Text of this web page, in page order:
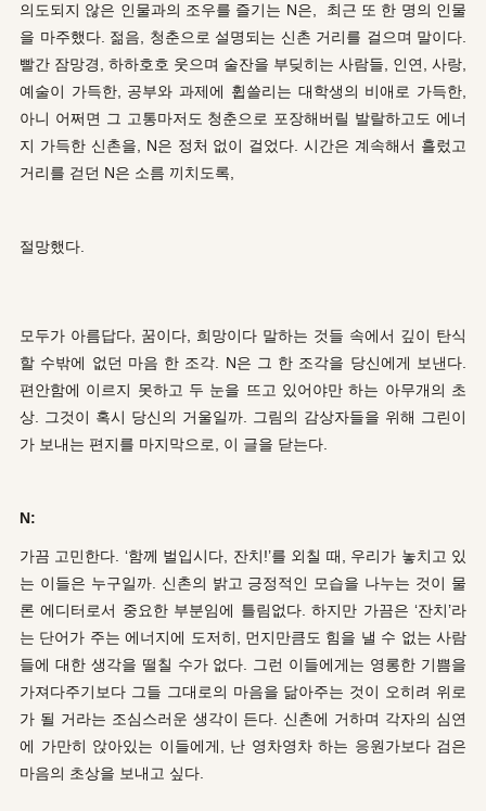
의도되지 않은 인물과의 조우를 즐기는 N은, 최근 또 한 명의 인물
을 마주했다. 젊음, 청춘으로 설명되는 신촌 거리를 걸으며 말이다.
빨간 잠망경, 하하호호 웃으며 술잔을 부딪히는 사람들, 인연, 사랑,
예술이 가득한, 공부와 과제에 휩쓸리는 대학생의 비애로 가득한,
아니 어쩌면 그 고통마저도 청춘으로 포장해버릴 발랄하고도 에너
지 가득한 신촌을, N은 정처 없이 걸었다. 시간은 계속해서 흘렀고
거리를 걷던 N은 소름 끼치도록,
절망했다.
모두가 아름답다, 꿈이다, 희망이다 말하는 것들 속에서 깊이 탄식
할 수밖에 없던 마음 한 조각. N은 그 한 조각을 당신에게 보낸다.
편안함에 이르지 못하고 두 눈을 뜨고 있어야만 하는 아무개의 초
상. 그것이 혹시 당신의 거울일까. 그림의 감상자들을 위해 그린이
가 보내는 편지를 마지막으로, 이 글을 닫는다.
N:
가끔 고민한다. ‘함께 벌입시다, 잔치!’를 외칠 때, 우리가 놓치고 있
는 이들은 누구일까. 신촌의 밝고 긍정적인 모습을 나누는 것이 물
론 에디터로서 중요한 부분임에 틀림없다. 하지만 가끔은 ‘잔치’라
는 단어가 주는 에너지에 도저히, 먼지만큼도 힘을 낼 수 없는 사람
들에 대한 생각을 떨칠 수가 없다. 그런 이들에게는 영롱한 기쁨을
가져다주기보다 그들 그대로의 마음을 닮아주는 것이 오히려 위로
가 될 거라는 조심스러운 생각이 든다. 신촌에 거하며 각자의 심연
에 가만히 앉아있는 이들에게, 난 영차영차 하는 응원가보다 검은
마음의 초상을 보내고 싶다.